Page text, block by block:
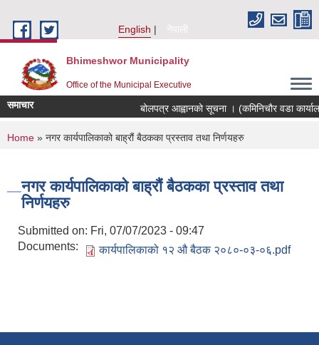
English
नेपाली
Bhimeshwor Municipality
Office of the Municipal Executive
समाचार बोलपत्र आह्वानको सूचना । (कमिनिचौर वडा
You are here
Home » नगर कार्यपालिकाको बाह्रौं बैठकका प्रस्ताव तथा निर्णयहरु
नगर कार्यपालिकाको बाह्रौं बैठकका प्रस्ताव तथा
निर्णयहरु
Submitted on: Fri, 07/07/2023 - 09:47
Documents:
कार्यपालिकाको १२ औ बैठक २०८०-०३-०६.pdf